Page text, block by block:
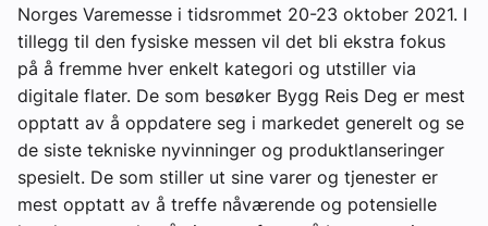
Norges Varemesse i tidsrommet 20-23 oktober 2021. I
tillegg til den fysiske messen vil det bli ekstra fokus
på å fremme hver enkelt kategori og utstiller via
digitale flater. De som besøker Bygg Reis Deg er mest
opptatt av å oppdatere seg i markedet generelt og se
de siste tekniske nyvinninger og produktlanseringer
spesielt. De som stiller ut sine varer og tjenester er
mest opptatt av å treffe nåværende og potensielle